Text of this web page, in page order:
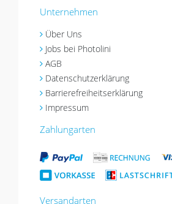
Unternehmen
Über Uns
Jobs bei Photolini
AGB
Datenschutzerklärung
Barrierefreiheitserklärung
Impressum
Zahlungarten
Versandarten